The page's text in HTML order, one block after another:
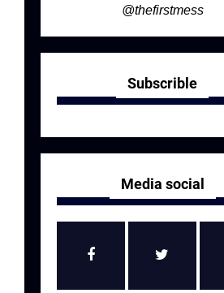
@thefirstmess
Subscrible
Media social